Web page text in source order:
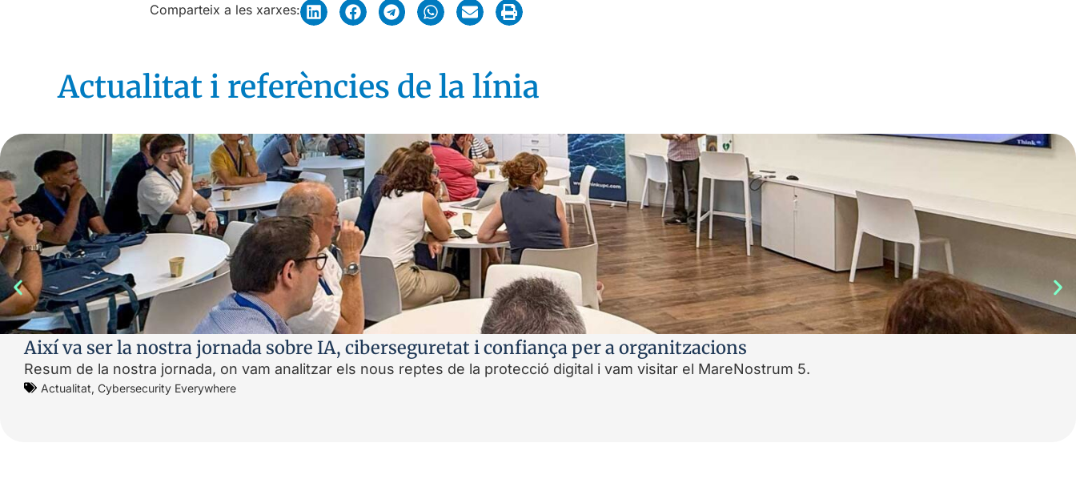
Comparteix a les xarxes:
Actualitat i referències de la línia
Així va ser la nostra jornada sobre IA, ciberseguretat i confiança per a organitzacions
Resum de la nostra jornada, on vam analitzar els nous reptes de la protecció digital i vam visitar el MareNostrum 5.
Actualitat, Cybersecurity Everywhere